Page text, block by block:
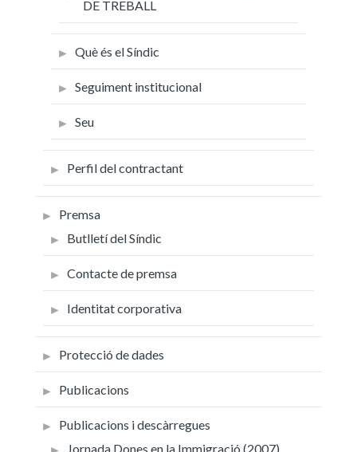
DE TREBALL
Què és el Síndic
Seguiment institucional
Seu
Perfil del contractant
Premsa
Butlletí del Síndic
Contacte de premsa
Identitat corporativa
Protecció de dades
Publicacions
Publicacions i descàrregues
Jornada Dones en la Immigració (2007)